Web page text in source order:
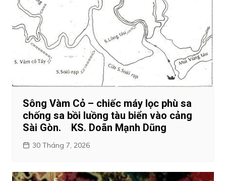
Sông Vàm Cỏ – chiếc máy lọc phù sa
chống sa bồi luồng tàu biển vào cảng
Sài Gòn. KS. Doãn Mạnh Dũng
30 Tháng 7, 2026